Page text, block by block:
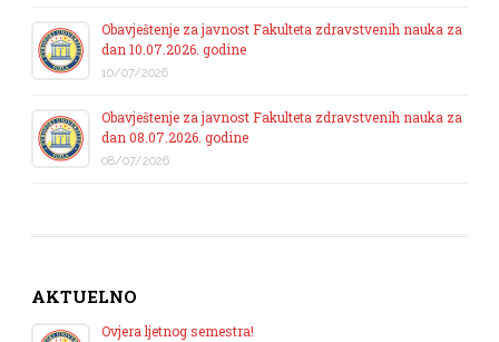
Obavještenje za javnost Fakulteta zdravstvenih nauka za
dan 10.07.2026. godine
10/07/2026
Obavještenje za javnost Fakulteta zdravstvenih nauka za
dan 08.07.2026. godine
08/07/2026
AKTUELNO
Ovjera ljetnog semestra!